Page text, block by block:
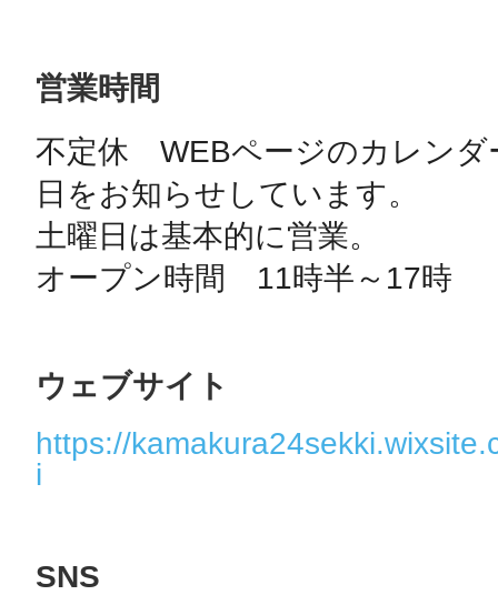
営業時間
不定休　WEBページのカレン
日をお知らせしています。
土曜日は基本的に営業。
ウェブサイト
https://
i
SNS